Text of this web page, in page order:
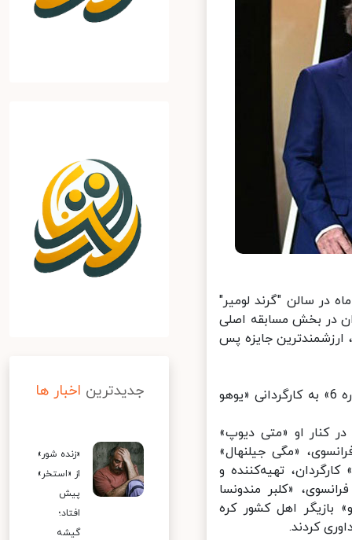
و چهارمین دوره جشنوار کن شامگاه 26 تیر ماه در سالن "گرند لومیر"
در بخش مسابقه اصلی
جایزه پس
«قهرمان» جایزه بزرگ هیات داوران را به صورت مشترک با فیلم «کوپه شماره 6» به کارگردانی «یوهو
کنار او «متی دیوپ»
«مگی جیلنهال»
تهیه‌کننده و
«کلبر مندونسا
بازیگر اهل کشور کره
کردند.
جدیدترین اخبار ها
«زنده شور»
از «استخر»
پیش
افتاد؛
گیشه